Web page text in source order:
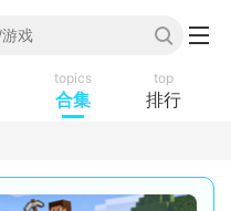
topics
合集
top
排行